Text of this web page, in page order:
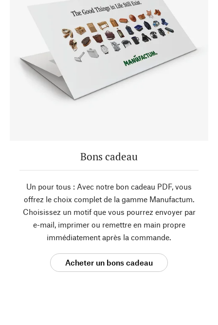
Bons cadeau
Un pour tous : Avec notre bon cadeau PDF, vous
offrez le choix complet de la gamme Manufactum.
Choisissez un motif que vous pourrez envoyer par
e-mail, imprimer ou remettre en main propre
immédiatement après la commande.
Acheter un bons cadeau